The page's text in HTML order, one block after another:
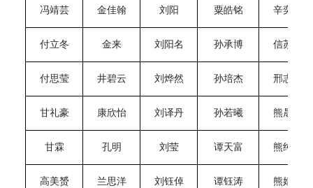
冯靖芸 金佳翰 刘阳 粟皓铭 辛奕澄
付立冬 金来 刘阳名 孙承博 信苏格
付思莹 井碧云 刘烨然 孙培杰 邢志伟
甘礼豪 康欣怡 刘译丹 孙若曦 熊晟之
甘霖 孔明 刘莹 谭天富 熊纯亿
高美赟 兰思洋 刘钰倬 谭钰涛 熊婧蕾